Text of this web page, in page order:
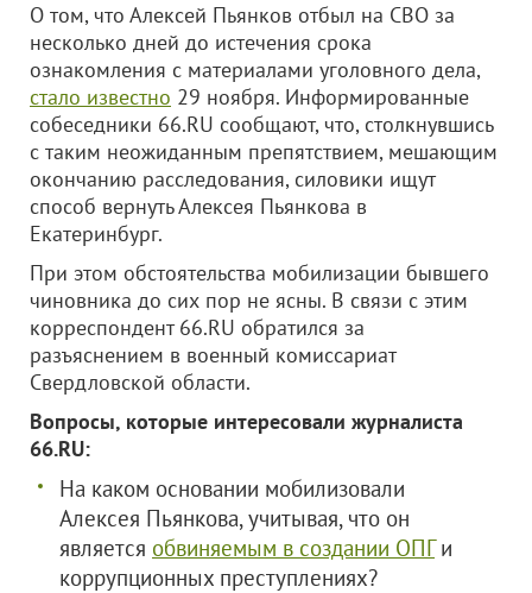
О том, что Алексей Пьянков отбыл на СВО за
несколько дней до истечения срока
ознакомления с материалами уголовного дела,
стало известно 29 ноября. Информированные
собеседники 66.RU сообщают, что, столкнувшись
с таким неожиданным препятствием, мешающим
окончанию расследования, силовики ищут
способ вернуть Алексея Пьянкова в
Екатеринбург.
При этом обстоятельства мобилизации бывшего
чиновника до сих пор не ясны. В связи с этим
корреспондент 66.RU обратился за
разъяснением в военный комиссариат
Свердловской области.
Вопросы, которые интересовали журналиста
66.RU:
На каком основании мобилизовали
Алексея Пьянкова, учитывая, что он
является обвиняемым в создании ОПГи
коррупционных преступлениях?